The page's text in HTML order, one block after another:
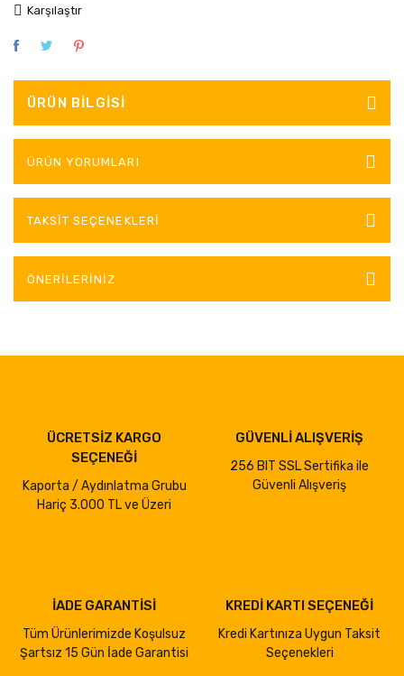
Karşılaştır
ÜRÜN BILGISI
ÜRÜN YORUMLARI
TAKSIT SEÇENEKLERI
ÖNERILERINIZ
ÜCRETSİZ KARGO
SEÇENEĞİ
Kaporta / Aydınlatma Grubu
Hariç 3.000 TL ve Üzeri
GÜVENLİ ALIŞVERİŞ
256 BIT SSL Sertifika ile
Güvenli Alışveriş
İADE GARANTİSİ
Tüm Ürünlerimizde Koşulsuz
Şartsız 15 Gün İade Garantisi
KREDİ KARTI SEÇENEĞİ
Kredi Kartınıza Uygun Taksit
Seçenekleri